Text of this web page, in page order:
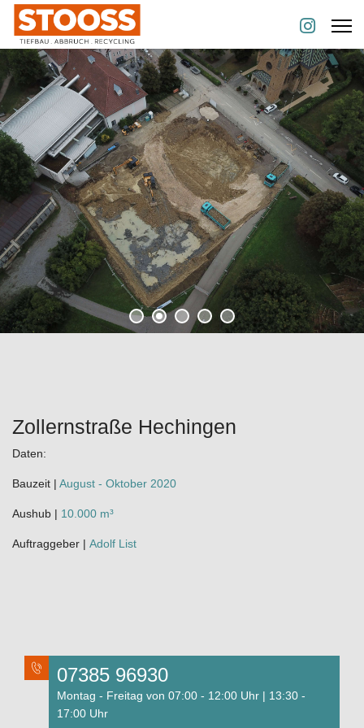
Zollernstraße Hechingen
Daten:
Bauzeit | August - Oktober 2020
Aushub | 10.000 m³
Auftraggeber | Adolf List
07385 96930
Montag - Freitag von 07:00 - 12:00 Uhr | 13:30 -
17:00 Uhr